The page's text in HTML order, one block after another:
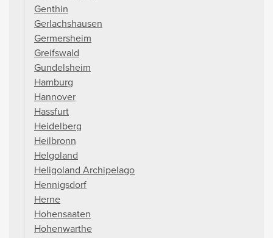
Genthin
Gerlachshausen
Germersheim
Greifswald
Gundelsheim
Hamburg
Hannover
Hassfurt
Heidelberg
Heilbronn
Helgoland
Heligoland Archipelago
Hennigsdorf
Herne
Hohensaaten
Hohenwarthe